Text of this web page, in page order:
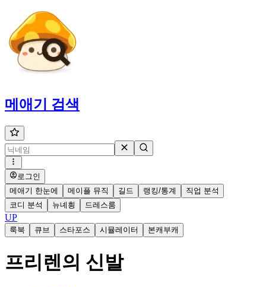
메애기 검색
로그인
메애기 한눈에
메이플 뮤직 길드 랭킹/통계
직업 분석
코디 분석
뉴녜힁 드레스룸
UP
룩북 큐브 스타포스 시뮬레이터 본캐부캐
프리렌의 신발